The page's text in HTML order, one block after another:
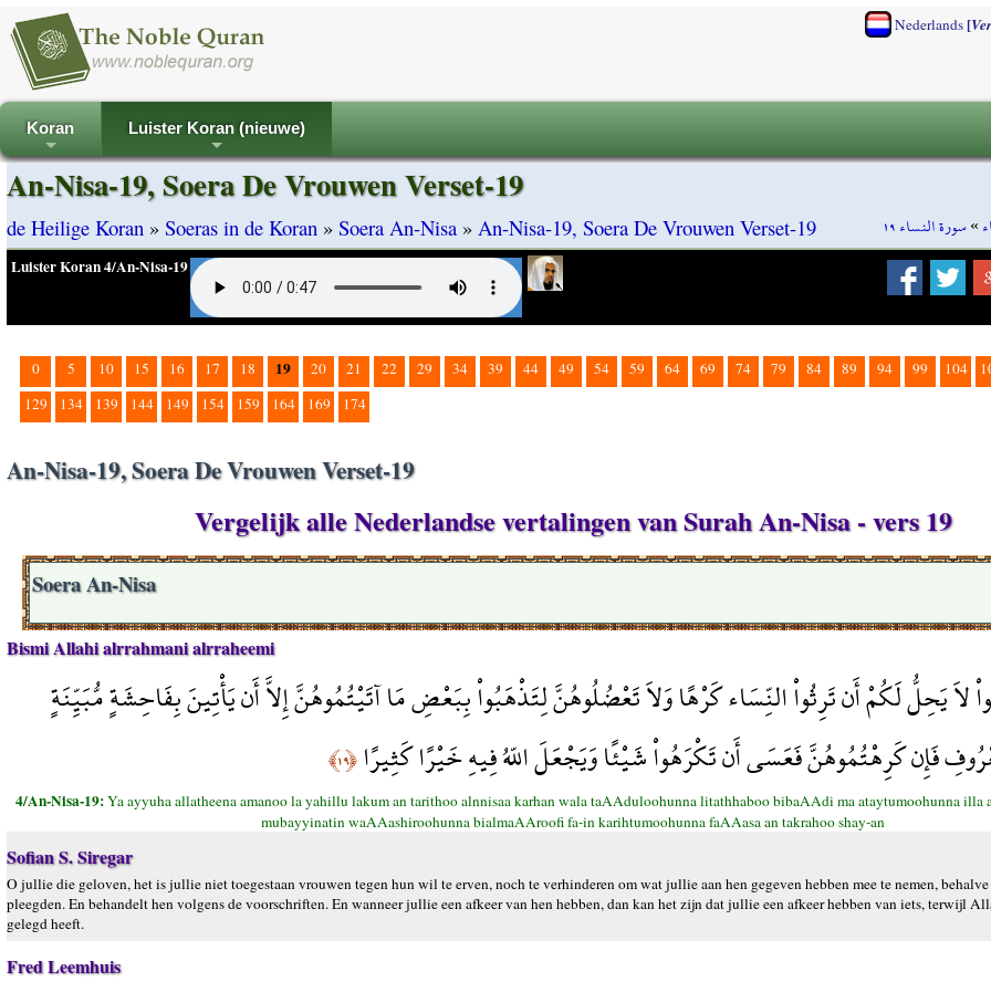
Nederlands[
+
Koran
+
Luister Koran (nieuwe)
»سورة النساء ١٩
An-Nisa-19, Soera De Vrouwen Verset-19
de Heilige Koran » Soeras in de Koran » Soera An-Nisa » An-Nisa-19, Soera De Vrouwen Verset-19
Luister Koran 4/An-Nisa-19
0 5 10 15 16 17 18 19 20 21 22 29 34 39 44 49 54 59 64 69 74 79 84 89 94 99 104
129
134 139 144 149 154 159 164 169 174
An-Nisa-19, Soera De Vrouwen Verset-19
Vergelijk alle Nederlandse vertalingen van Surah An-Nisa - vers 19
Soera An-Nisa
Bismi Allahi alrrahmani alrraheemi
لاَ يَحِلُّ لَكُمْ أَن تَرِثُواْ النِّسَاء كَرْهًا وَلاَ تَعْضُلُوهُنَّ لِتَذْهَبُواْ بِبَعْضِ مَا آتَيْتُمُوهُنَّ إِلاَّ أَن يَأْتِينَ بِفَاحِشَةٍ مُّبَيِّنَةٍ
فَإِن كَرِهْتُمُوهُنَّ فَعَسَى أَن تَكْرَهُواْ شَيْئًا وَيَجْعَلَ اللّهُ فِيهِ خَيْرًا كَثِيرًا﴿١٩﴾
4/An-Nisa-19:Ya ayyuha allatheena amanoo la yahillu lakum an tarithoo alnnisaa karhan wala taAAduloohunna litathhaboo bibaAAdi ma ataytumoohunna illa
mubayyinatin waAAashiroohunna bialmaAAroofi fa-in karihtumoohunna faAAasa an takrahoo shay-an
Sofian S. Siregar
O jullie die geloven, het is jullie niet toegestaan vrouwen tegen hun wil te erven, noch te verhinderen om wat jullie aan hen gegeven hebben mee te nemen,
pleegden. En behandelt hen volgens de voorschriften. En wanneer jullie een afkeer van hen hebben, dan kan het zijn dat jullie een afkeer hebben van iets, terwijl
gelegd heeft.
Fred Leemhuis